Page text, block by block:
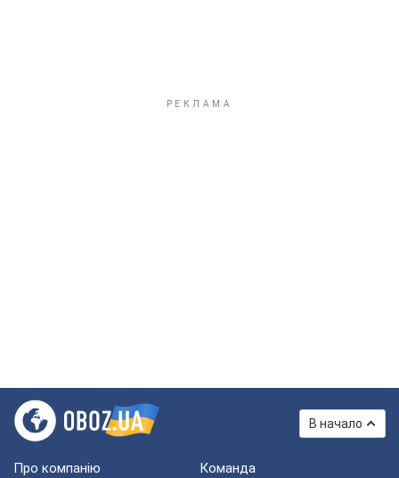
В начало
Про компанію Команда